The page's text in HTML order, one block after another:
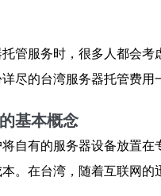
管服务时，很多人都会考
尽的台湾服务器托管费
基本概念
自有的服务器设备放置
。在台湾，随着互联网